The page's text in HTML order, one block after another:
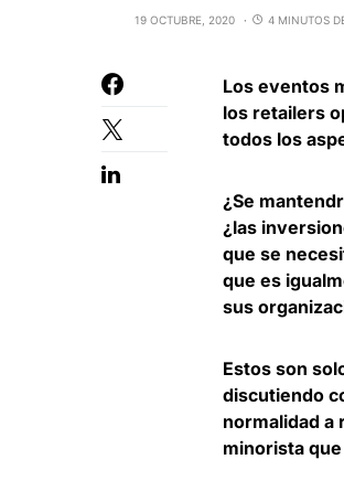
19 OCTUBRE, 2020 4 MINUTOS
Los eventos
los retailers
todos los
¿Se
¿las
que se
que es
sus
Estos son
discutiendo
normalidad a
minorista